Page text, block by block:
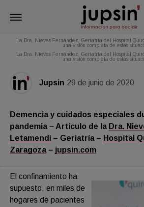
Demencia y cuidados especiales
La Dra. Nieves Fernández, Geriatría del Hospital
ofrece una visión completa de estas situaciones
La Dra. Nieves Fernández, Geriatría del Hospital
una visión completa de estas
La Dra. Nieves Fernández, Geriatría del Hospital
una visión completa de estas
Jupsin 29 de junio de 2020
Demencia y cuidados especiales
pandemia – Artículo de la Dra.
Letamendi – Geriatría – Hospital
Zaragoza– jupsin.com
El confinamiento ha
supuesto, en miles de
hogares de pacientes